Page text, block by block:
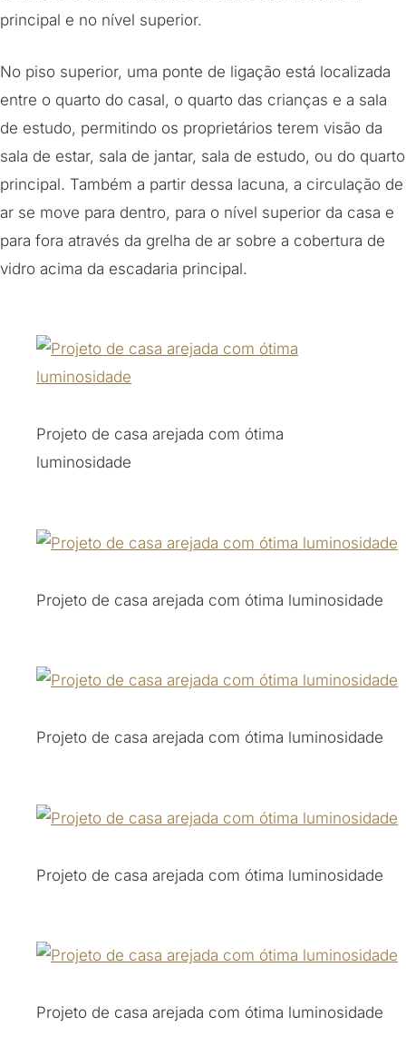
principal e no nível superior.
No piso superior, uma ponte de ligação está localizada
entre o quarto do casal, o quarto das crianças e a sala
de estudo, permitindo os proprietários terem visão da
sala de estar, sala de jantar, sala de estudo, ou do quarto
principal. Também a partir dessa lacuna, a circulação de
ar se move para dentro, para o nível superior da casa e
para fora através da grelha de ar sobre a cobertura de
vidro acima da escadaria principal.
Projeto de casa arejada com ótima
luminosidade
Projeto de casa arejada com ótima luminosidade
Projeto de casa arejada com ótima luminosidade
Projeto de casa arejada com ótima luminosidade
Projeto de casa arejada com ótima luminosidade